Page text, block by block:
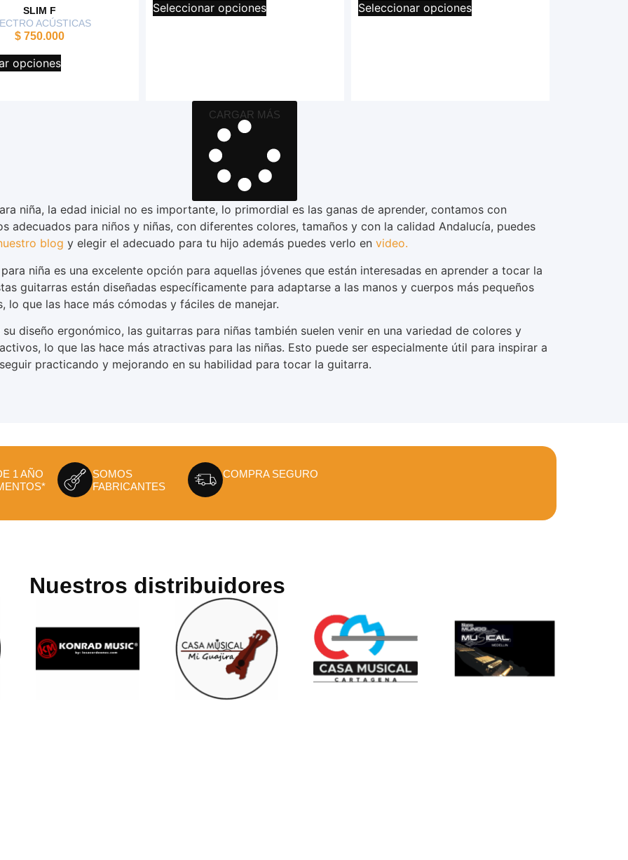
SLIM F
ACÚSTICAS
$750.000
opciones
Seleccionar opciones Seleccionar opciones
CARGAR MÁS
niña, la edad inicial no es importante, lo primordial es las ganas de aprender, contamos con
adecuados para niños y niñas, con diferentes colores, tamaños y con la calidad Andalucía, puedes
blog y elegir el adecuado para tu hijo además puedes verlo en video.
niña es una excelente opción para aquellas jóvenes que están interesadas en aprender a tocar la
guitarras están diseñadas específicamente para adaptarse a las manos y cuerpos más pequeños
lo que las hace más cómodas y fáciles de manejar.
su diseño ergonómico, las guitarras para niñas también suelen venir en una variedad de colores y
lo que las hace más atractivas para las niñas. Esto puede ser especialmente útil para inspirar a
practicando y mejorando en su habilidad para tocar la guitarra.
1 AÑO
SOMOS
FABRICANTES
COMPRA SEGURO
Nuestros distribuidores